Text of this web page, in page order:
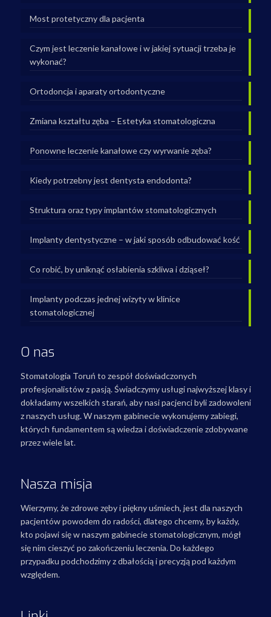
Most protetyczny dla pacjenta
Czym jest leczenie kanałowe i w jakiej sytuacji trzeba je
wykonać?
Ortodoncja i aparaty ortodontyczne
Zmiana kształtu zęba – Estetyka stomatologiczna
Ponowne leczenie kanałowe czy wyrwanie zęba?
Kiedy potrzebny jest dentysta endodonta?
Struktura oraz typy implantów stomatologicznych
Implanty dentystyczne – w jaki sposób odbudować kość
Co robić, by uniknąć osłabienia szkliwa i dziąseł?
Implanty podczas jednej wizyty w klinice
stomatologicznej
O nas
Stomatologia Toruń to zespół doświadczonych
profesjonalistów z pasją. Świadczymy usługi najwyższej klasy i
dokładamy wszelkich starań, aby nasi pacjenci byli zadowoleni
z naszych usług. W naszym gabinecie wykonujemy zabiegi,
których fundamentem są wiedza i doświadczenie zdobywane
przez wiele lat.
Nasza misja
Wierzymy, że zdrowe zęby i piękny uśmiech, jest dla naszych
pacjentów powodem do radości, dlatego chcemy, by każdy,
kto pojawi się w naszym gabinecie stomatologicznym, mógł
się nim cieszyć po zakończeniu leczenia. Do każdego
przypadku podchodzimy z dbałością i precyzją pod każdym
względem.